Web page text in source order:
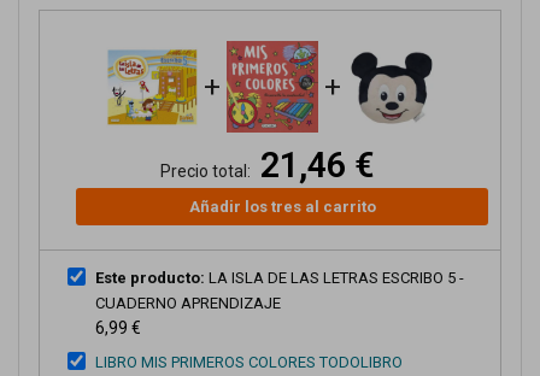
+ +
Precio total: 21,46 €
Añadir los tres al carrito
Este producto: LA ISLA DE LAS LETRAS ESCRIBO 5 -
CUADERNO APRENDIZAJE
6,99 €
LIBRO MIS PRIMEROS COLORES TODOLIBRO